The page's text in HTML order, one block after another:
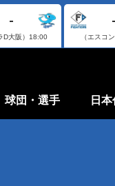
-
D大阪） 18:00
-
（エスコン
球団・選手 日